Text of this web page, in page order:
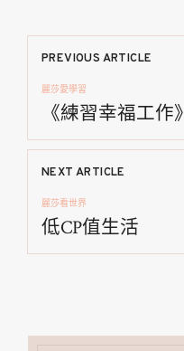
文
章
導
覽
PREVIOUS ARTICLE
麗莎愛學習
《練習幸福工作》
NEXT ARTICLE
麗莎看世界
低CP值生活